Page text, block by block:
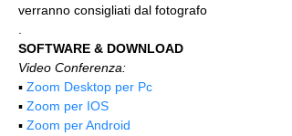
verranno consigliati dal fotografo
SOFTWARE & DOWNLOAD
Video Conferenza:
▪️ Zoom Desktop per Pc
▪️ Zoom per IOS
▪️ Zoom per Android